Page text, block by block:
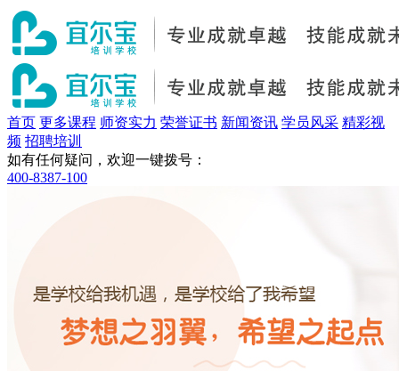
首页 更多课程 师资实力 荣誉证书 新闻资讯 学员风采 精彩视
频 招聘培训
如有任何疑问，欢迎一键拨号：
400-8387-100